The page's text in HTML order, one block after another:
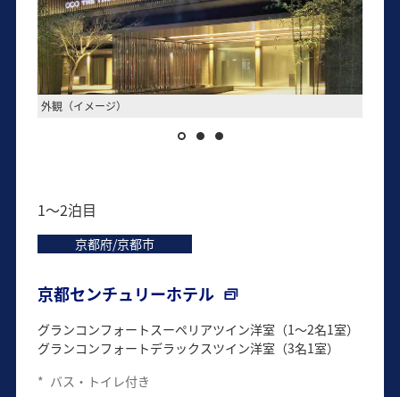
1～2泊目
京都府/京都市
京都センチュリーホテル
グランコンフォートスーペリアツイン洋室（1～2名1室）
グランコンフォートデラックスツイン洋室（3名1室）
* バス・トイレ付き
外観（イメージ）